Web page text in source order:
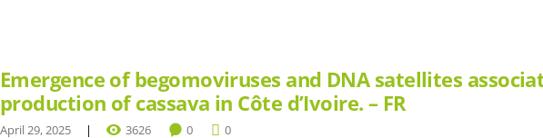
Emergence of begomoviruses and DNA satellites
production of cassava in Côte d’Ivoire. – FR
April 29, 2025 3626 0 0